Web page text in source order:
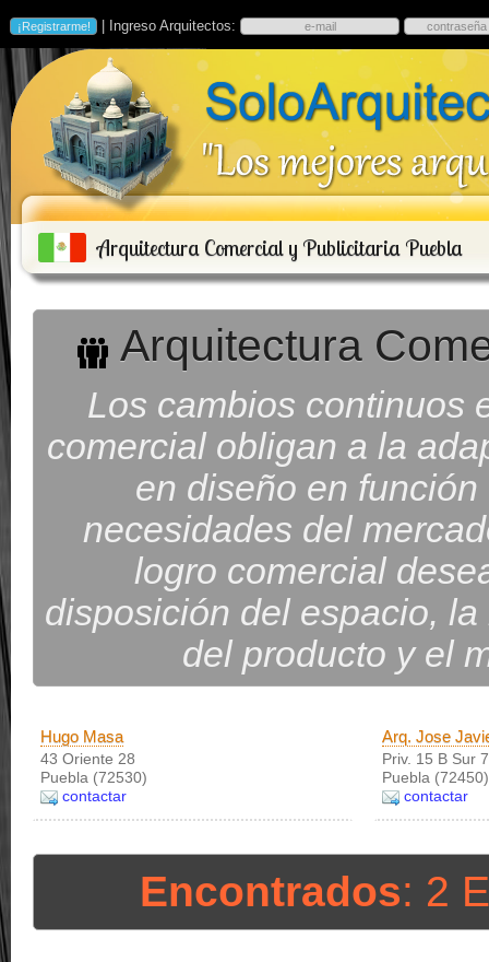
| Ingreso Arquitectos:
Arquitectura Comercial y Publicitaria Puebla
Arquitectura
Los cambios continuos
comercial obligan a la
en diseño en
necesidades del
logro comercial
disposición del espacio,
del producto y el
Hugo Masa
43 Oriente 28
Puebla (72530)
contactar
Arq. Jose
Priv. 15 B Sur
Puebla (72450)
contactar
Encontrados: 2